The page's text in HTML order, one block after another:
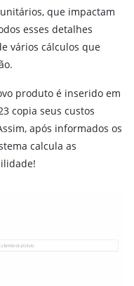
que impactam
esses detalhes
vários cálculos que
produto é inserido em
copia seus custos
após informados os
calcula as